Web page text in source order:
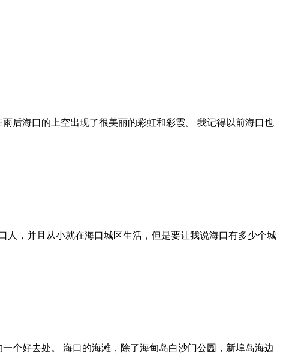
后海口的上空出现了很美丽的彩虹和彩霞。 我记得以前海口也
人，并且从小就在海口城区生活，但是要让我说海口有多少个城
个好去处。 海口的海滩，除了海甸岛白沙门公园，新埠岛海边